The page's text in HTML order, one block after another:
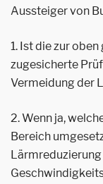
Aussteiger von
1. Ist die zur
zugesicherte
Vermeidung der
2. Wenn ja,
Bereich